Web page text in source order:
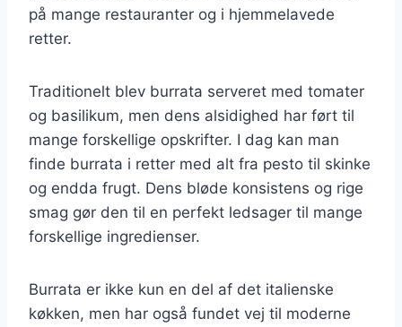
på mange restauranter og i hjemmelavede
retter.
Traditionelt blev burrata serveret med tomater
og basilikum, men dens alsidighed har ført til
mange forskellige opskrifter. I dag kan man
finde burrata i retter med alt fra pesto til skinke
og endda frugt. Dens bløde konsistens og rige
smag gør den til en perfekt ledsager til mange
forskellige ingredienser.
Burrata er ikke kun en del af det italienske
køkken, men har også fundet vej til moderne